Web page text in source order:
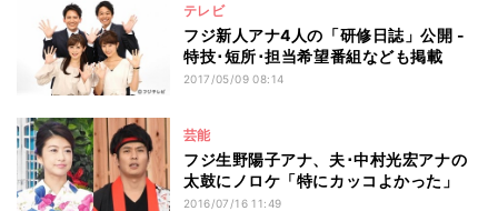
テレビ
フジ新人アナ4人の「研修日誌」公開 -
特技･短所･担当希望番組なども掲載
2017/05/09 08:14
芸能
フジ生野陽子アナ、夫･中村光宏アナの
太鼓にノロケ「特にカッコよかった」
2016/07/16 11:49